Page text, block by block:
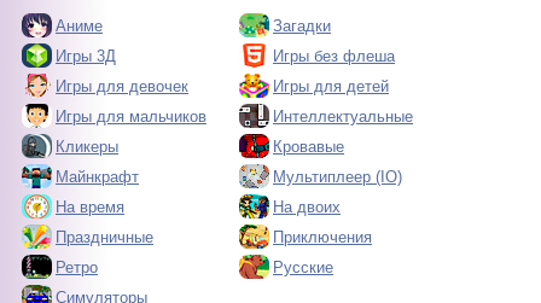
Аниме
Загадки
Игры 3Д
Игры без флеша
Игры для девочек
Игры для детей
Игры для мальчиков
Интеллектуальные
Кликеры
Кровавые
Майнкрафт
Мультиплеер (IO)
На время
На двоих
Праздничные
Приключения
Ретро
Русские
Симуляторы